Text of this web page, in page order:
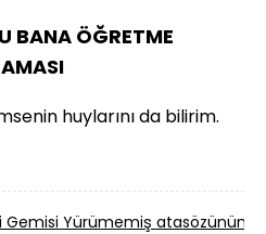
BANA ÖĞRETME
huylarını da bilirim.
Gemisi Yürümemiş atasözünün